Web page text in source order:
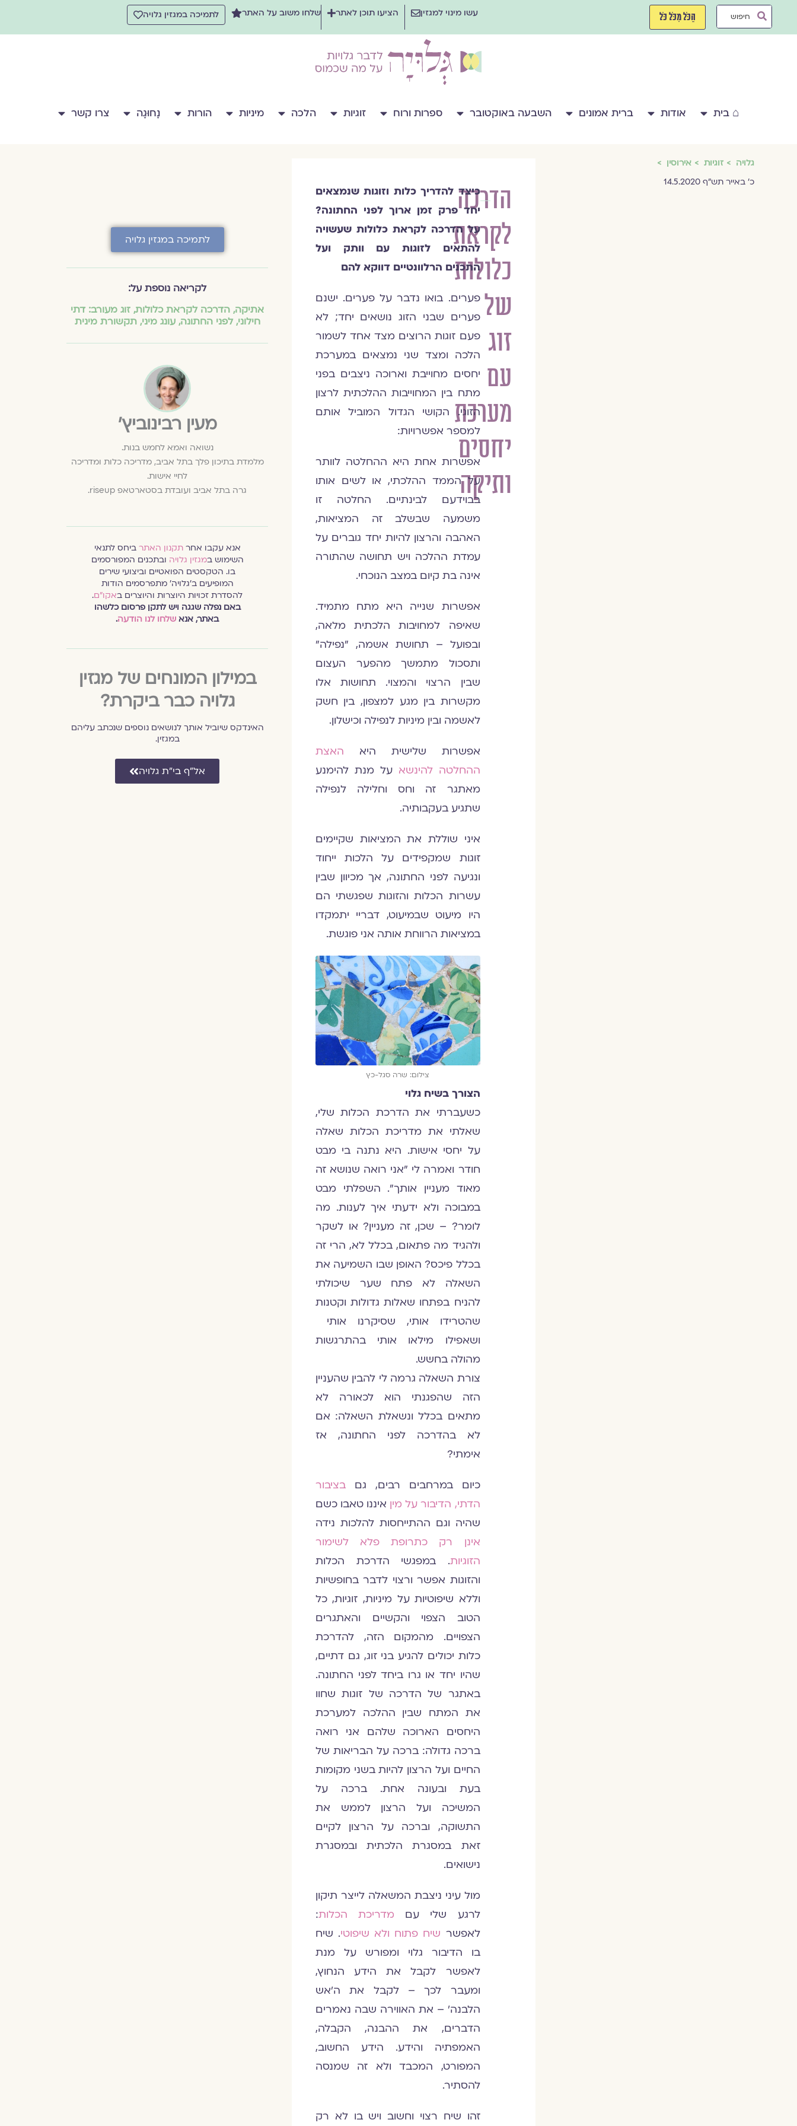
Search
הַכֹּל מִכֹּל כֹּל עשו מינוי למגזין הציעו תוכן לאתר שלחו משוב על האתר לתמיכה במגזין גלויה
⌂ בית אודות ברית אמונים השבעה באוקטובר ספרות ורוח זוגיות הלכה מיניות הורות נָחוּגָה צרו קשר
גלויה זוגיות
אירוסין
כ' באייר תש"ף 14.5.2020
הדרכה
לקראת
כלולות
של
זוג
עם
מערכת
יחסים
ותיקה
מעין
רבינוביץ׳
כיצד להדריך כלות וזוגות שנמצאים
יחד פרק זמן ארוך לפני החתונה?
עלהדרכה לקראת כלולות שעשויה
להתאים לזוגות עם וותק ועל
התכנים הרלוונטיים דווקא להם
פערים. בואו נדבר על פערים. ישנם
פערים שבני הזוג נושאים יחד; לא
פעם זוגות הרוצים מצד אחד לשמור
הלכה ומצד שני נמצאים במערכת
יחסים מחוייבת וארוכה ניצבים בפני
מתח בין המחוייבות ההלכתית לרצון
הזוגי. הקושי הגדול המוביל אותם
למספר אפשרויות:
אפשרות אחת היא ההחלטה לוותר
על הממד ההלכתי, או לשים אותו
בבוידעם לבינתיים. החלטה זו
משמעה שבשלב זה המציאות,
האהבה והרצון להיות יחד גוברים על
עמדת ההלכה ויש תחושה שהתורה
אינה בת קיום במצב הנוכחי.
אפשרות שנייה היא מתח מתמיד.
שאיפה למחויבות הלכתית מלאה,
ובפועל – תחושת אשמה, "נפילה"
ותסכול מתמשך מהפער העצום
שבין הרצוי והמצוי. תחושות אלו
מקשרות בין מגע למצפון, בין חשק
לאשמה ובין מיניות לנפילה וכישלון.
אפשרות שלישית היא האצת
ההחלטה להינשא על מנת להימנע
מאתגר זה וחס וחלילה לנפילה
שתגיע בעקבותיה.
איני שוללת את המציאות שקיימים
זוגות שמקפידים על הלכות ייחוד
ונגיעה לפני החתונה, אך מכיוון שבין
עשרות הכלות והזוגות שפגשתי הם
היו מיעוט שבמיעוט, דבריי יתמקדו
במציאות הרווחת אותה אני פוגשת.
צילום: שרה סגל-כץ
הצורך בשיח גלוי
כשעברתי את הדרכת הכלות שלי,
שאלתי את מדריכת הכלות שאלה
על יחסי אישות. היא נתנה בי מבט
חודר ואמרה לי "אני רואה שנושא זה
מאוד מעניין אותך". השפלתי מבט
במבוכה ולא ידעתי איך לענות. מה
לומר? – שכן, זה מעניין? או לשקר
ולהגיד מה פתאום, בכלל לא, הרי זה
בכלל פיכס? האופן שבו השמיעה את
השאלה לא פתח שער שיכולתי
להניח בפתחו שאלות גדולות וקטנות
שהטרידו אותי, שסיקרנו אותי
ושאפילו מילאו אותי בהתרגשות
מהולה בחשש.
צורת השאלה גרמה לי להבין שהעניין
הזה שהפגנתי הוא לכאורה לא
מתאים בכלל ונשאלת השאלה: אם
לא בהדרכה לפני החתונה, אז
אימתי?
כיום במרחבים רבים, גםבציבור
הדתי, הדיבור על מין איננו טאבו כשם
שהיה וגם ההתייחסות להלכות נידה
אינן רק כתרופת פלא לשימור
הזוגיות. במפגשי הדרכת הכלות
והזוגות אפשר ורצוי לדבר בחופשיות
וללא שיפוטיות על מיניות, זוגיות, כל
הטוב הצפוי והקשיים והאתגרים
הצפויים. מהמקום הזה, להדרכת
כלות יכולים להגיע בני זוג, גם דתיים,
שהיו יחד או גרו ביחד לפני החתונה.
באתגר של הדרכה של זוגות שחוו
את המתח שבין ההלכה למערכת
היחסים הארוכה שלהם אני רואה
ברכה גדולה: ברכה על הבריאות של
החיים ועל הרצון להיות בשני מקומות
בעת ובעונה אחת. ברכה על
המשיכה ועל הרצון לממש את
התשוקה, וברכה על הרצון לקיים
זאת במסגרת הלכתית ובמסגרת
נישואים.
מול עיני ניצבת המשאלה לייצר תיקון
לרגע שלי עם מדריכת הכלות:
לאפשר שיח פתוח ולא שיפוטי. שיח
בו הדיבור גלוי ומפורש על מנת
לאפשר לקבל את הידע הנחוץ,
ומעבר לכך – לקבל את ה'אש
הלבנה' – את האווירה שבה נאמרים
הדברים, את ההבנה, הקבלה,
האמפתיה והידע. הידע החשוב,
המפורט, המכבד ולא זה שמנסה
להסתיר.
זהו שיח רצוי וחשוב ויש בו לא רק
לתמיכה במגזין גלויה
לקריאה נוספת על:
אתיקה, הדרכה לקראת כלולות, זוג מעורב: דתי
חילוני,לפני החתונה,עונג מיני,תקשורת מינית
מעין רבינוביץ׳
נשואה ואמא לחמש בנות.
מלמדת בתיכון פלך בתל אביב, מדריכה כלות ומדריכה
לחיי אישות.
גרה בתל אביב ועובדת בסטארטאפ riseup.
אנא עקבו אחרתקנון האתר ביחס לתנאי
השימוש במגזין גלויה ובתכנים המפורסמים
בו. הטקסטים הפואטיים וביצועי שירים
המופיעים ב׳גלויה׳ מתפרסמים הודות
להסדרת זכויות היוצרות והיוצרים באקו״ם.
באם נפלה שגגה ויש לתקן פרסום כלשהו
באתר, אנא שלחו לנו הודעה.
במילון המונחים של מגזין
גלויה כבר ביקרת?
האינדקס שיוביל אותך לנושאים נוספים שנכתב עליהם
במגזין.
אל״ף בי״ת גלויה